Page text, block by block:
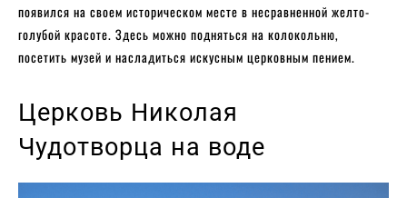
появился на своем историческом месте в несравненной желто-
голубой красоте. Здесь можно подняться на колокольню,
посетить музей и насладиться искусным церковным пением.
Церковь Николая
Чудотворца на воде